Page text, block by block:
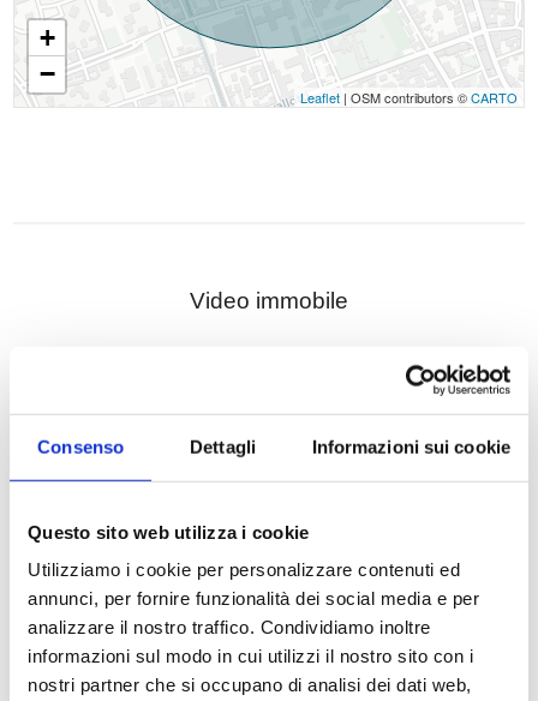
Consenso Dettagli Informazioni sui cookie
Questo sito web utilizza i cookie
Utilizziamo i cookie per personalizzare contenuti ed
annunci, per fornire funzionalità dei social media e per
analizzare il nostro traffico. Condividiamo inoltre
informazioni sul modo in cui utilizzi il nostro sito con i
nostri partner che si occupano di analisi dei dati web,
+
−
Leaflet| OSM contributors ©CARTO
Video immobile